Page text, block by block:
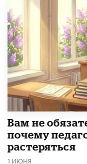
​Вам не
почему
растеряться
1 ИЮНЯ